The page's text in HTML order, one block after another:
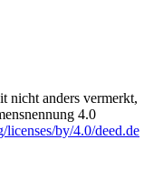
nicht anders vermerkt,
4.0
licenses/by/4.0/deed.de